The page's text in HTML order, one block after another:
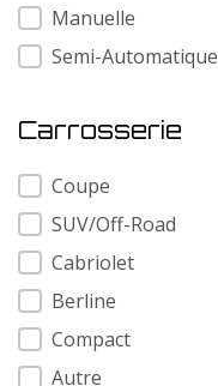
Manuelle
Semi-Automatique
Carrosserie
Carrosserie
Coupe
SUV/Off-Road
Cabriolet
Berline
Compact
Autre